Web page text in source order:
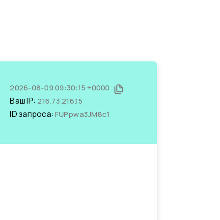
2026-08-09 09:30:15 +0000
Ваш IP:216.73.216.15
ID запроса:FUPpwa3JM8c1